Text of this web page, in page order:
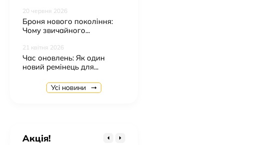
20 червня 2026
Броня нового покоління:
Чому звичайного...
21 квітня 2026
Час оновлень: Як один
новий ремінець для...
Усі новини
Акція!
Бездротовий зарядний пристрій Magsafe W79 3in1